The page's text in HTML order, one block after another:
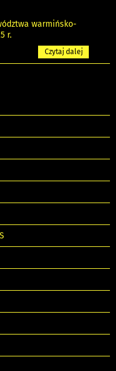
warmińsko-
r.
Czytaj dalej